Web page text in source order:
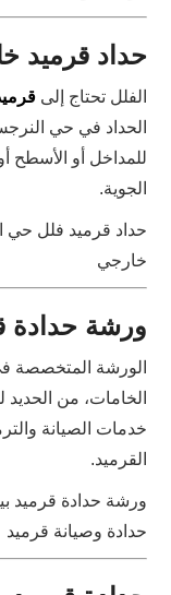
حداد قرميد
الفلل تحتاج إلى
الحداد في حي
للمداخل أو الأسطح
الجوية.
حداد قرميد فلل حي
خارجي
ورشة حدادة
الورشة المتخصصة
الخامات، من الحديد
خدمات الصيانة
القرميد.
ورشة حدادة قرميد
حدادة وصيانة قرميد